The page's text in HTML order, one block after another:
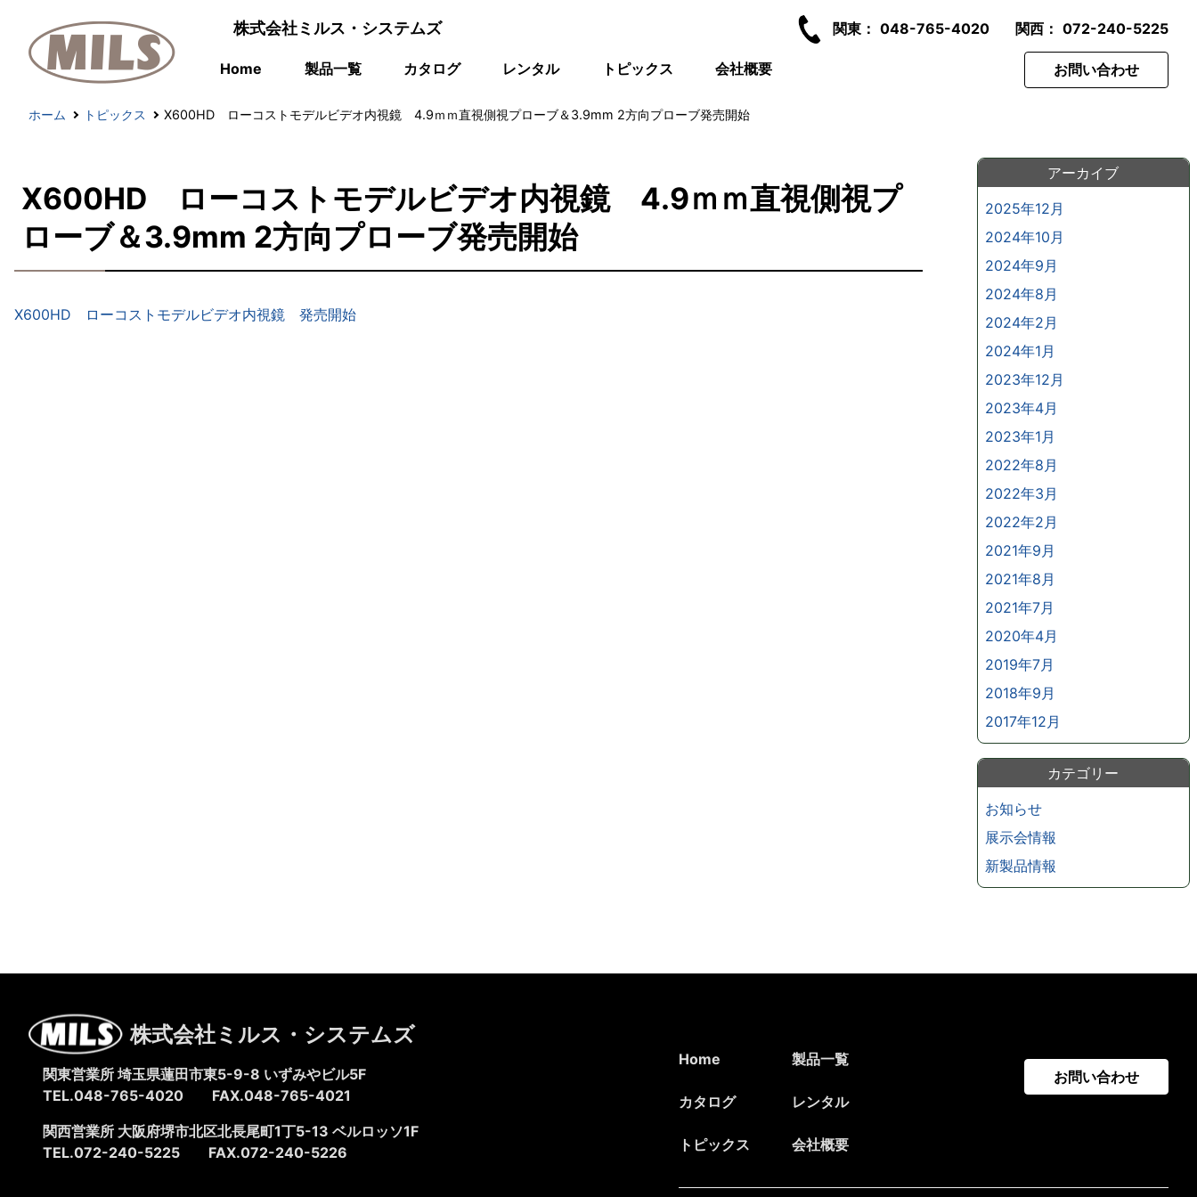
株式会社ミルス・システムズ 関東： 048-765-4020 関西： 072-240-5225
Home 製品一覧 カタログ レンタル トピックス 会社概要 お問い合わせ
ホーム トピックス X600HD ローコストモデルビデオ内視鏡 4.9ｍｍ直視側視プローブ＆3.9mm 2方向プローブ発売開始
X600HD ローコストモデルビデオ内視鏡 4.9ｍｍ直視側視プ
ローブ＆3.9mm 2方向プローブ発売開始
X600HD ローコストモデルビデオ内視鏡 発売開始
アーカイブ
2025年12月
2024年10月
2024年9月
2024年8月
2024年2月
2024年1月
2023年12月
2023年4月
2023年1月
2022年8月
2022年3月
2022年2月
2021年9月
2021年8月
2021年7月
2020年4月
2019年7月
2018年9月
2017年12月
カテゴリー
お知らせ
展示会情報
新製品情報
株式会社ミルス・システムズ
関東営業所 埼玉県蓮田市東5-9-8 いずみやビル5F
TEL.048-765-4020
FAX.048-765-4021
関西営業所 大阪府堺市北区北長尾町1丁5-13 ベルロッソ1F
TEL.072-240-5225
FAX.072-240-5226
Home 製品一覧
カタログ レンタル
トピックス 会社概要
お問い合わせ